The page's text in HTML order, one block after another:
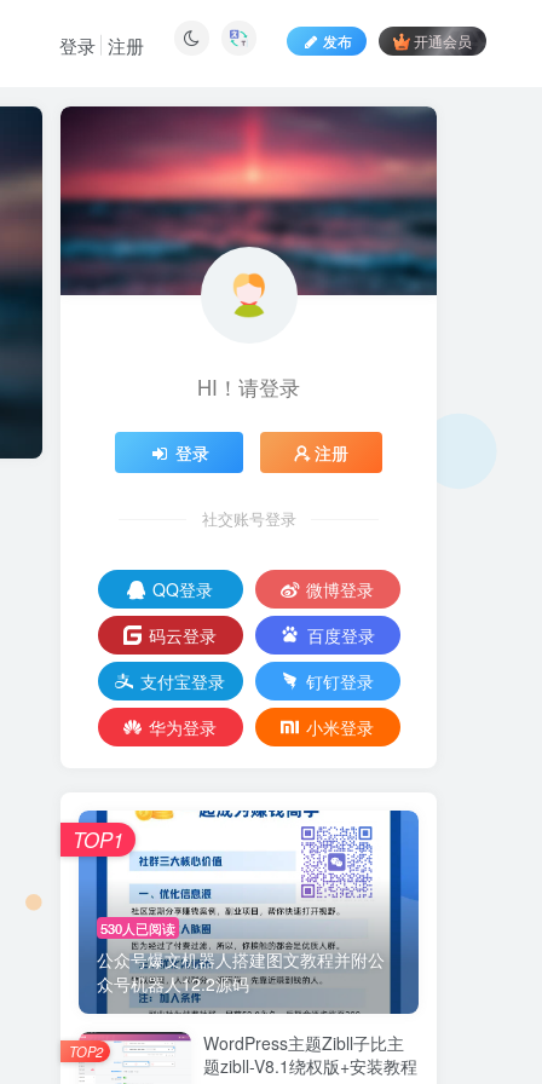
发布 开通会员
登录 注册
HI！请登录
登录 注册
社交账号登录
QQ登录
微博登录
码云登录
百度登录
支付宝登录
钉钉登录
华为登录
小米登录
530人已阅读
公众号爆文机器人搭建图文教程并附公
众号机器人12.2源码
TOP1
WordPress主题Zibll子比主
题zibll-V8.1绕权版+安装教程
TOP2